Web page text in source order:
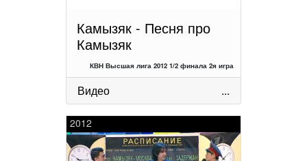
Камызяк - Песня про
Камызяк
КВН Высшая лига 2012 1/2 финала 2я игра
Видео ...
2012